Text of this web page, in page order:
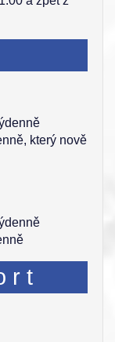
který nově